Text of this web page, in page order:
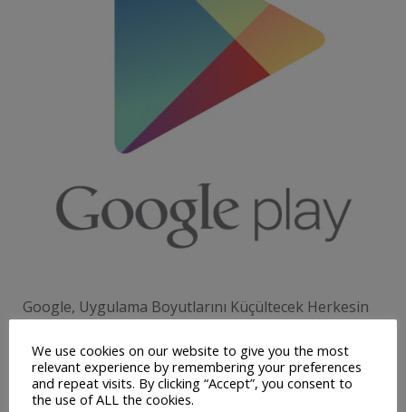
Google, Uygulama Boyutlarını Küçültecek Herkesin
Google’ı harekete geçti. Bir süredir gündemde olan
bu konu üzerine Google’da güncellemelerde düşük
boyutlar olması için yeni bir proje üzerinde
We use cookies on our website to give you the most
relevant experience by remembering your preferences
and repeat visits. By clicking “Accept”, you consent to
the use of ALL the cookies.